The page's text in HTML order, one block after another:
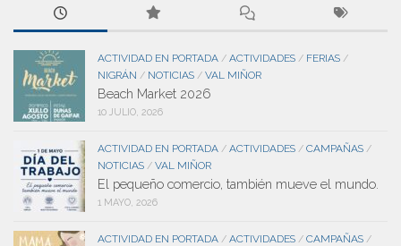
ACTIVIDAD EN PORTADA / ACTIVIDADES / FERIAS /
NIGRÁN / NOTICIAS / VAL MIÑOR
Beach Market 2026
10 JULIO, 2026
ACTIVIDAD EN PORTADA / ACTIVIDADES / CAMPAÑAS /
NOTICIAS / VAL MIÑOR
El pequeño comercio, también mueve el mundo.
1 MAYO, 2026
ACTIVIDAD EN PORTADA / ACTIVIDADES / CAMPAÑAS /